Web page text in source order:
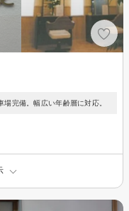
完備。幅広い年齢層に対応。